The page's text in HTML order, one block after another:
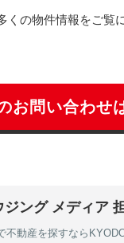
の物件情報をご覧
お問い合わせ
ジング メディア
不動産を探すなら